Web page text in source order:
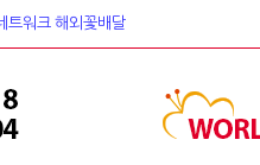
트워크 해외꽃배달